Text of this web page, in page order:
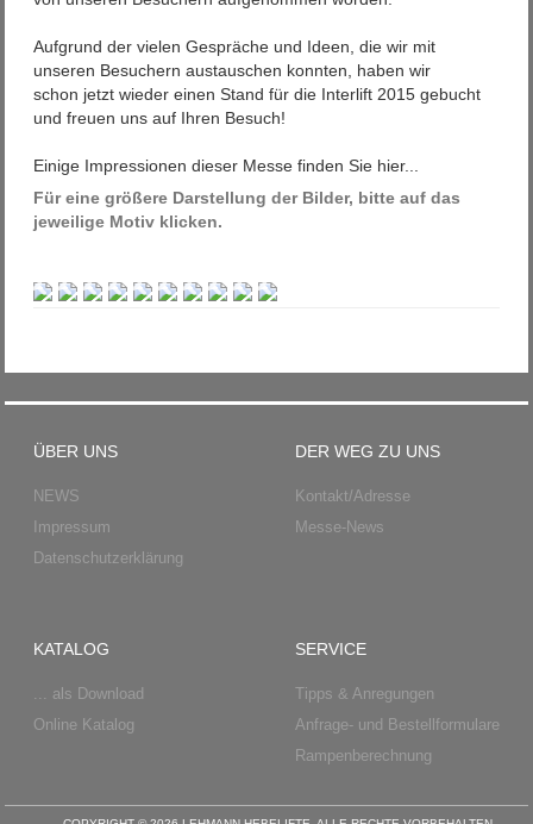
Aufgrund der vielen Gespräche und Ideen, die wir mit
unseren Besuchern austauschen konnten, haben wir
schon jetzt wieder einen Stand für die Interlift 2015 gebucht
und freuen uns auf Ihren Besuch!
Einige Impressionen dieser Messe finden Sie hier...
Für eine größere Darstellung der Bilder, bitte auf das
jeweilige Motiv klicken.
ÜBER UNS
NEWS
Impressum
Datenschutzerklärung
DER WEG ZU UNS
Kontakt/Adresse
Messe-News
KATALOG
... als Download
Online Katalog
SERVICE
Tipps & Anregungen
Anfrage- und Bestellformulare
Rampenberechnung